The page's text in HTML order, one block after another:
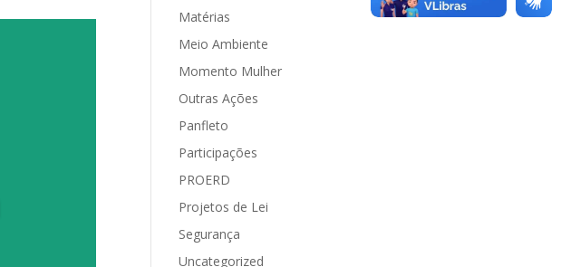
Matérias
Meio Ambiente
Momento Mulher
Outras Ações
Panfleto
Participações
PROERD
Projetos de Lei
Segurança
Uncategorized